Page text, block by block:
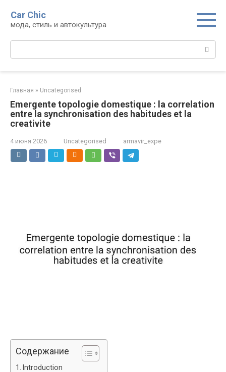
контенту
Car Chic
мода, стиль и автокультура
Поиск:
Главная » Uncategorised
Emergente topologie domestique : la correlation
entre la synchronisation des habitudes et la
creativite
4 июня 2026 Uncategorised armavir_expe
Содержание
Introduction